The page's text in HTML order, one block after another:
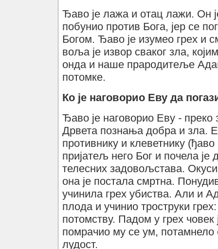
Ђаво је лажа и отац лажи. Он
побунио против Бога, јер се
Богом. Ђаво је изумео грех и
воља је извор сваког зла,
онда и наше прародитеље
потомке.
Ко је наговорио Еву да
Ђаво је наговорио Еву - преко
Дрвета познања добра и зла.
противнику и клеветнику
пријатељ него Бог и почела
телесних задовољстава.
она је постала смртна.
учинила грех убиства. Али и
плода и учинио троструки
потомству. Падом у грех човек
помрачио му се ум,
лудост.